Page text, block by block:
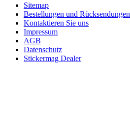
Sitemap
Bestellungen und Rücksendungen
Kontaktieren Sie uns
Impressum
AGB
Datenschutz
Stickermag Dealer